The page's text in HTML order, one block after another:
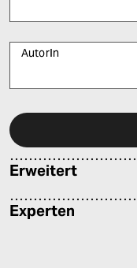
AutorIn
Erweitert
Experten